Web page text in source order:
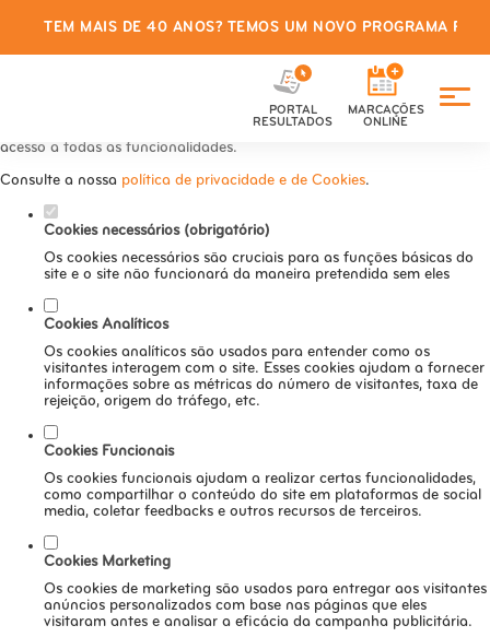
Defina as suas preferências de
cookies para este website.
Este website utiliza cookies estritamente necessários, analíticos e
acesso a todas as funcionalidades.
Consulte a nossa política de privacidade e de Cookies.
Cookies necessários (obrigatório)
Os cookies necessários são cruciais para as funções básicas do
site e o site não funcionará da maneira pretendida sem eles
Cookies Analíticos
Os cookies analíticos são usados para entender como os
visitantes interagem com o site. Esses cookies ajudam a fornecer
informações sobre as métricas do número de visitantes, taxa de
rejeição, origem do tráfego, etc.
Cookies Funcionais
Os cookies funcionais ajudam a realizar certas funcionalidades,
como compartilhar o conteúdo do site em plataformas de social
media, coletar feedbacks e outros recursos de terceiros.
Cookies Marketing
Os cookies de marketing são usados para entregar aos visitantes
anúncios personalizados com base nas páginas que eles
visitaram antes e analisar a eficácia da campanha publicitária.
TEM MAIS DE 40 ANOS? TEMOS UM NOVO PROGRAMA
PORTAL
RESULTADOS
MARCAÇÕES
ONLINE